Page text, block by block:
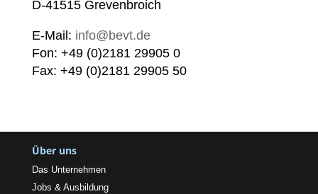
D-41515 Grevenbroich
E-Mail: info@bevt.de
Fon: +49 (0)2181 29905 0
Fax: +49 (0)2181 29905 50
Über uns
Das Unternehmen
Jobs & Ausbildung